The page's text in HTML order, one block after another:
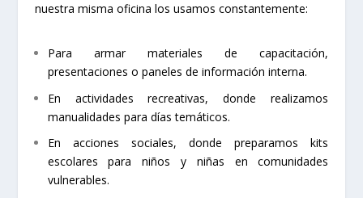
nuestra misma oficina los usamos constantemente:
Para armar materiales de capacitación,
presentaciones o paneles de información interna.
En actividades recreativas, donde realizamos
manualidades para días temáticos.
En acciones sociales, donde preparamos kits
escolares para niños y niñas en comunidades
vulnerables.